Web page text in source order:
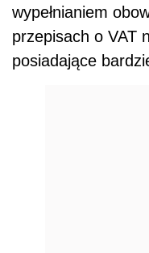
wypełnianiem
przepisach o VAT
posiadające